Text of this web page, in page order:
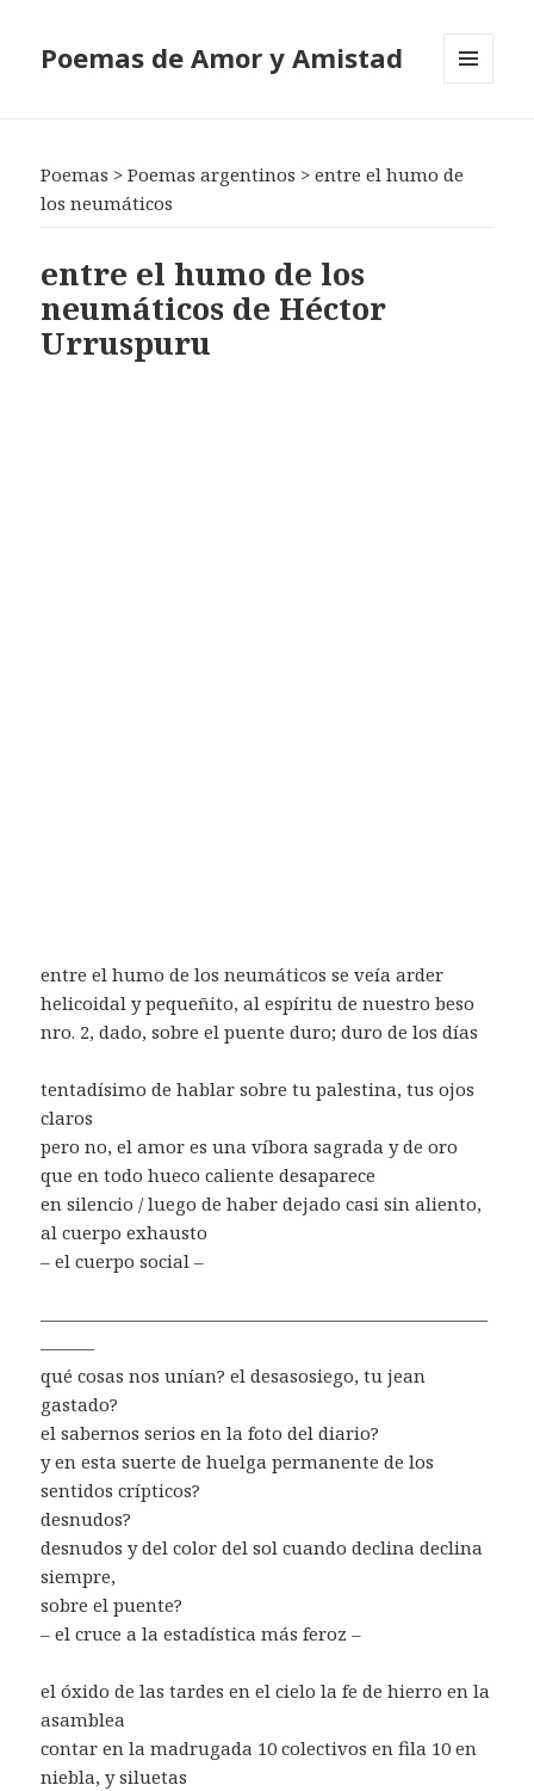
Poemas de Amor y Amistad
Poemas >Poemas argentinos >entre el humo de
los neumáticos
entre el humo de los
neumáticos de Héctor
Urruspuru
entre el humo de los neumáticos se veía arder
helicoidal y pequeñito, al espíritu de nuestro beso
nro. 2, dado, sobre el puente duro; duro de los días
tentadísimo de hablar sobre tu palestina, tus ojos
claros
pero no, el amor es una víbora sagrada y de oro
que en todo hueco caliente desaparece
en silencio / luego de haber dejado casi sin aliento,
al cuerpo exhausto
– el cuerpo social –
—————————————————————————
———
qué cosas nos unían? el desasosiego, tu jean
gastado?
el sabernos serios en la foto del diario?
y en esta suerte de huelga permanente de los
sentidos crípticos?
desnudos?
desnudos y del color del sol cuando declina declina
siempre,
sobre el puente?
– el cruce a la estadística más feroz –
el óxido de las tardes en el cielo la fe de hierro en la
asamblea
contar en la madrugada 10 colectivos en fila 10 en
niebla, y siluetas